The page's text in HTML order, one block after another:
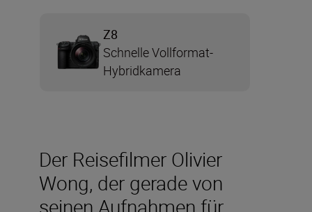
Der Reisefilmer Olivier
Wong, der gerade von
seinen Aufnahmen für
Z8
Schnelle Vollformat-
Hybridkamera